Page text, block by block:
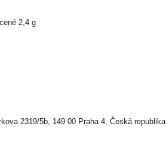
2,4 g
2319/5b, 149 00 Praha 4, Česká republika